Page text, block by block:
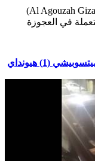
سيارات مستعملة للبيع في العجوزة الجيزة (Al Agouzah Giza)
في العجوزة
(1)
هيونداي